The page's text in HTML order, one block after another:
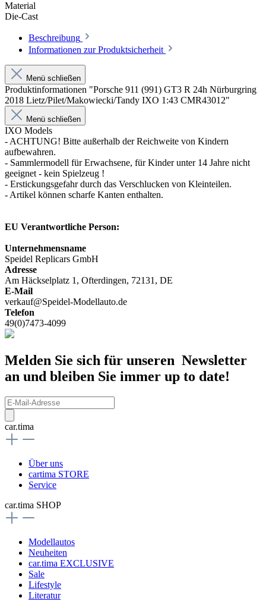
Material
Die-Cast
Beschreibung
Informationen zur Produktsicherheit
Menü schließen
Produktinformationen "Porsche 911 (991) GT3 R 24h Nürburgring
2018 Lietz/Pilet/Makowiecki/Tandy IXO 1:43 CMR43012"
Menü schließen
IXO Models
- ACHTUNG! Bitte außerhalb der Reichweite von Kindern
aufbewahren.
- Sammlermodell für Erwachsene, für Kinder unter 14 Jahre nicht
geeignet - kein Spielzeug !
- Erstickungsgefahr durch das Verschlucken von Kleinteilen.
- Artikel können scharfe Kanten enthalten.
EU Verantwortliche Person:
Unternehmensname
Speidel Replicars GmbH
Adresse
Am Häckselplatz 1, Ofterdingen, 72131, DE
E-Mail
verkauf@Speidel-Modellauto.de
Telefon
49(0)7473-4099
Melden Sie sich für unseren Newsletter
an und bleiben Sie immer up to date!
car.tima
Über uns
cartima STORE
Service
car.tima SHOP
Modellautos
Neuheiten
car.tima EXCLUSIVE
Sale
Lifestyle
Literatur